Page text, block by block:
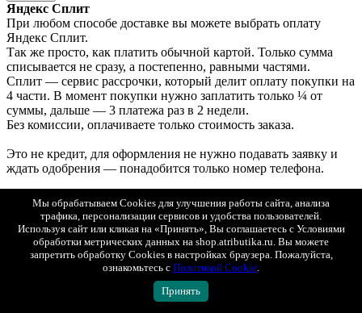
Яндекс Сплит
При любом способе доставке вы можете выбрать оплату
Яндекс Сплит.
Так же просто, как платить обычной картой. Только сумма
списывается не сразу, а постепенно, равными частями.
Сплит — сервис рассрочки, который делит оплату покупки на
4 части. В момент покупки нужно заплатить только ¼ от
суммы, дальше — 3 платежа раз в 2 недели.
Без комиссии, оплачиваете только стоимость заказа.
Это не кредит, для оформления не нужно подавать заявку и
ждать одобрения — понадобится только номер телефона.
Доставка по Москве
Оплата: онлайн, картой или наличными при получении.
Доставка в регионы (по всей России)
1. СДЭК (ПВЗ или курьером) с возможностью примерки.
Оплата: онлайн, картой или наличными при получении.
2. Почта России (первый класс).
Мы обрабатываем Cookies для улучшения работы сайта, анализа
трафика, персонализации сервисов и удобства пользователей.
Используя сайт или кликая на «Принять», Вы соглашаетесь с Условиями
обработки метрических данных на shop.atributika.ru. Вы можете
запретить обработку Cookies в настройках браузера. Пожалуйста,
ознакомьтесь с Политикой Cookie.
Принять